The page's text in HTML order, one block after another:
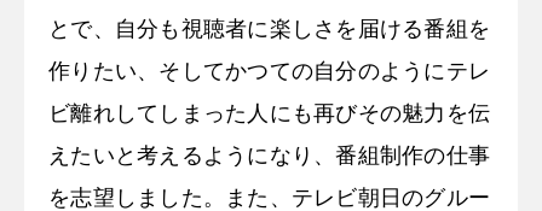
とで、自分も視聴者に楽しさを届ける番組を
作りたい、そしてかつての自分のようにテレ
ビ離れしてしまった人にも再びその魅力を伝
えたいと考えるようになり、番組制作の仕事
を志望しました。また、テレビ朝日のグルー